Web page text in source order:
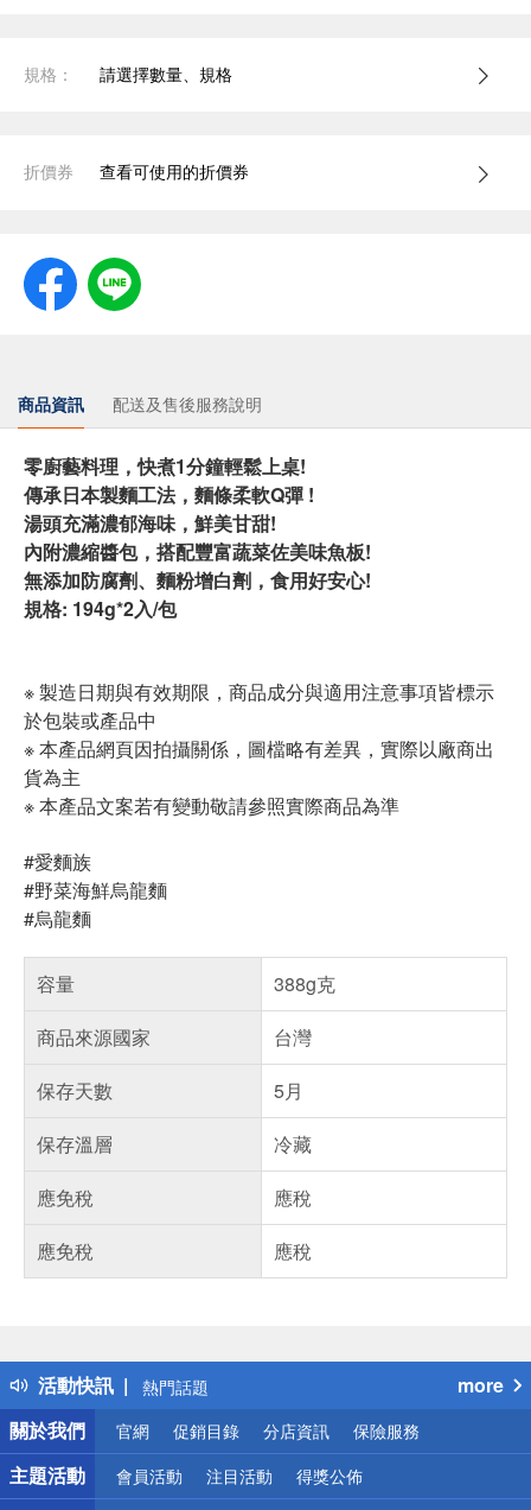
規格： 請選擇數量、規格
折價券 查看可使用的折價券
商品資訊 配送及售後服務說明
零廚藝料理，快煮1分鐘輕鬆上桌!
傳承日本製麵工法，麵條柔軟Q彈 !
湯頭充滿濃郁海味，鮮美甘甜!
內附濃縮醬包，搭配豐富蔬菜佐美味魚板!
無添加防腐劑、麵粉增白劑，食用好安心!
規格: 194g*2入/包
※ 製造日期與有效期限，商品成分與適用注意事項皆標示
於包裝或產品中
※ 本產品網頁因拍攝關係，圖檔略有差異，實際以廠商出
貨為主
※ 本產品文案若有變動敬請參照實際商品為準
#愛麵族
#野菜海鮮烏龍麵
#烏龍麵
容量
388g克
商品來源國家
台灣
保存天數
5月
保存溫層
冷藏
應免稅
應稅
應免稅
應稅
活動快訊
得獎公告
熱門話題
銀行優惠
偏遠地區配送
詐騙網頁！請小心！
more
關於我們
官網 促銷目錄 分店資訊 保險服務
主題活動 會員活動 注目活動 得獎公佈